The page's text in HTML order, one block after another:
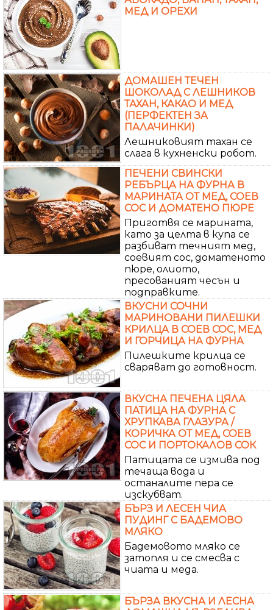
МЕД И ОРЕХИ
ДОМАШЕН ТЕЧЕН
ШОКОЛАД С ЛЕШНИКОВ
ТАХАН, КАКАО И МЕД
(ПЕРФЕКТЕН ЗА
ПАЛАЧИНКИ)
Лешниковият тахан се
слага в кухненски робот.
ПЕЧЕНИ СВИНСКИ
РЕБЪРЦА НА ФУРНА В
МАРИНАТА ОТ МЕД, СОЕВ
СОС И ДОМАТЕНО ПЮРЕ
Приготвя се марината,
като за целта в купа се
разбиват течният мед,
соевият сос, доматеното
пюре, олиото,
пресованият чесън и
подправките.
ВКУСНИ СОЧНИ
МАРИНОВАНИ ПИЛЕШКИ
КРИЛЦА В СОЕВ СОС, МЕД
И ГОРЧИЦА НА ФУРНА
Пилешките крилца се
сваряват до готовност.
ВКУСНА ПЕЧЕНА ЦЯЛА
ПАТИЦА НА ФУРНА С
ХРУПКАВА ГЛАЗУРА /
КОРИЧКА ОТ МЕД, СОЕВ
СОС И ПОРТОКАЛОВ СОК
Патицата се измива под
течаща вода и
останалите пера се
изскубват.
БЪРЗ И ЛЕСЕН ЧИА
ПУДИНГ С БАДЕМОВО
МЛЯКО
Бадемовото мляко се
затопля и се смесва с
чиата и меда.
БЪРЗА ВКУСНА И ЛЕСНА